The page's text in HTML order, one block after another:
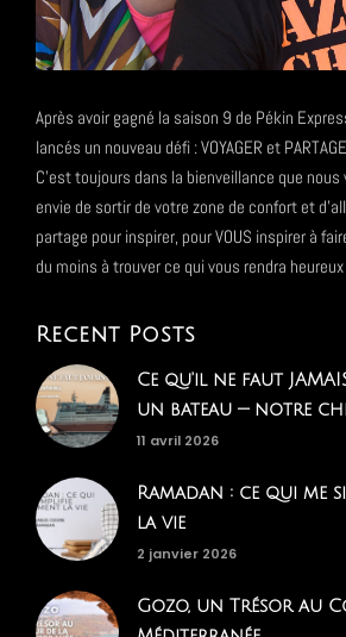
Après avoir gagné la saison 9 de Pékin
lancés un nouveau défi : VOYAGER et
C'est toujours dans la bienveillance que nous
envie de sortir de votre zone de confort et
partage pour inspirer, pour VOUS inspirer à
du moins à trouver ce qui vous rendra
Recent Posts
Ce qu'il ne faut
un bateau — notre
11 avril 2026
Ramadan : ce qui me
la vie
2 janvier 2026
Gozo, un Trésor au